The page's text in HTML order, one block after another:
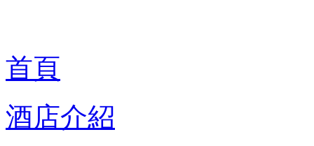
首頁
酒店介紹